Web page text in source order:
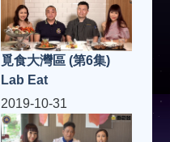
覓食大灣區 (第6集)
Lab Eat
2019-10-31